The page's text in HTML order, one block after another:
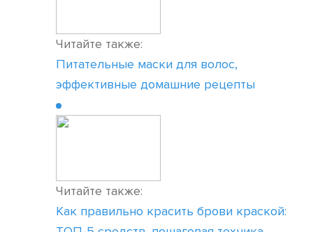
Читайте также:
Питательные маски для волос,
эффективные домашние рецепты
Читайте также:
Как правильно красить брови краской: